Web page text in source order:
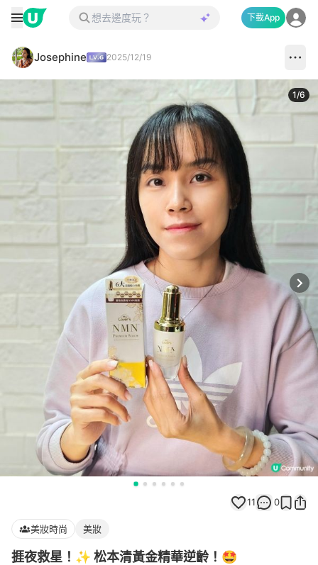
下載App
Josephine 2025/12/19
1/6
11 0
美妝時尚 美妝
捱夜救星！✨ 松本清黃金精華逆齡！🤩